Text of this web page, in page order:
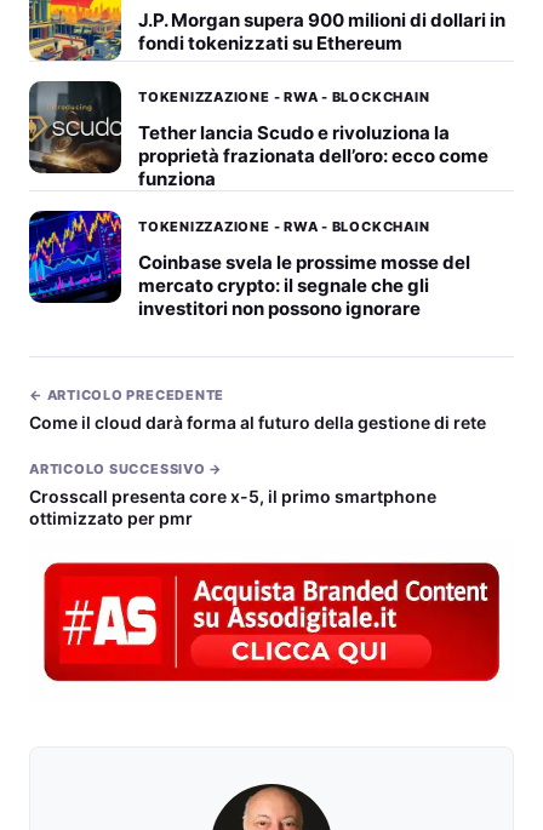
J.P. Morgan supera 900 milioni di dollari in
fondi tokenizzati su Ethereum
TOKENIZZAZIONE - RWA - BLOCKCHAIN
Tether lancia Scudo e rivoluziona la
proprietà frazionata dell’oro: ecco come
funziona
TOKENIZZAZIONE - RWA - BLOCKCHAIN
Coinbase svela le prossime mosse del
mercato crypto: il segnale che gli
investitori non possono ignorare
← ARTICOLO PRECEDENTE
Come il cloud darà forma al futuro della gestione di rete
ARTICOLO SUCCESSIVO →
Crosscall presenta core x-5, il primo smartphone
ottimizzato per pmr